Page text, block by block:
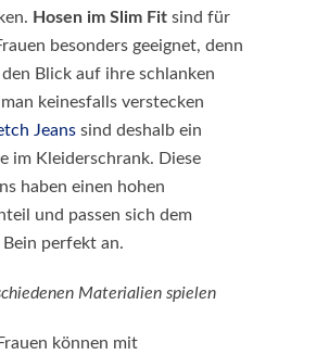
Hosen im Slim Fit sind für
besonders geeignet, denn
Blick auf ihre schlanken
man keinesfalls verstecken
Jeans sind deshalb ein
im Kleiderschrank. Diese
haben einen hohen
und passen sich dem
perfekt an.
Materialien spielen
können mit